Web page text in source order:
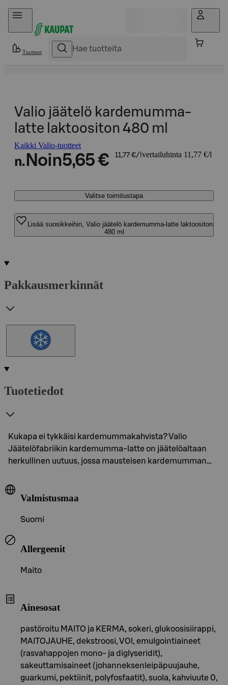
Hyppää sisältöön
Tuotteet
Valio jäätelö kardemumma-
latte laktoositon 480 ml
Kaikki Valio-tuotteet
n. Noin5,65 € 11,77 €/l vertailuhinta 11,77 €/l
Valitse toimitustapa
Lisää suosikkeihin, Valio jäätelö kardemumma-latte laktoositon
480 ml
Pakkausmerkinnät
Tuotetiedot
Kukapa ei tykkäisi kardemummakahvista? Valio
Jäätelöfabriikin kardemumma-latte on jäätelöaltaan
herkullinen uutuus, jossa mausteisen kardemumman…
Valmistusmaa
Suomi
Allergeenit
Maito
Ainesosat
pastöroitu MAITO ja KERMA, sokeri, glukoosisiirappi,
MAITOJAUHE, dekstroosi, VOI, emulgointiaineet
(rasvahappojen mono- ja diglyseridit),
sakeuttamisaineet (johanneksenleipäpuujauhe,
guarkumi, pektiinit, polyfosfaatit), suola, kahviuute 0,